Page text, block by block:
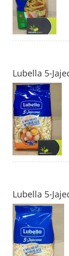
Lubella 5-
Lubella 5-